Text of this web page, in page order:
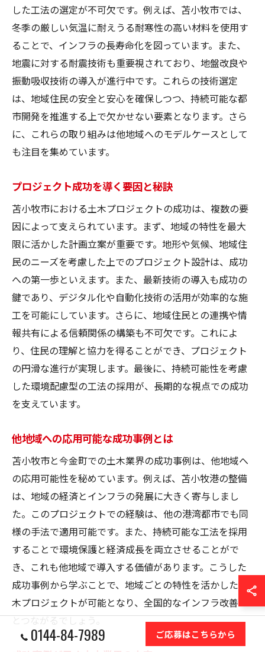
した工法の選定が不可欠です。例えば、苫小牧市では、
冬季の厳しい気温に耐えうる耐寒性の高い材料を使用す
ることで、インフラの長寿命化を図っています。また、
地震に対する耐震技術も重要視されており、地盤改良や
振動吸収技術の導入が進行中です。これらの技術選定
は、地域住民の安全と安心を確保しつつ、持続可能な都
市開発を推進する上で欠かせない要素となります。さら
に、これらの取り組みは他地域へのモデルケースとして
も注目を集めています。
プロジェクト成功を導く要因と秘訣
苫小牧市における土木プロジェクトの成功は、複数の要
因によって支えられています。まず、地域の特性を最大
限に活かした計画立案が重要です。地形や気候、地域住
民のニーズを考慮した上でのプロジェクト設計は、成功
への第一歩といえます。また、最新技術の導入も成功の
鍵であり、デジタル化や自動化技術の活用が効率的な施
工を可能にしています。さらに、地域住民との連携や情
報共有による信頼関係の構築も不可欠です。これによ
り、住民の理解と協力を得ることができ、プロジェクト
の円滑な進行が実現します。最後に、持続可能性を考慮
した環境配慮型の工法の採用が、長期的な視点での成功
を支えています。
他地域への応用可能な成功事例とは
苫小牧市と今金町での土木業界の成功事例は、他地域へ
の応用可能性を秘めています。例えば、苫小牧港の整備
は、地域の経済とインフラの発展に大きく寄与しまし
た。このプロジェクトでの経験は、他の港湾都市でも同
様の手法で適用可能です。また、持続可能な工法を採用
することで環境保護と経済成長を両立させることがで
き、これも他地域で導入する価値があります。こうした
成功事例から学ぶことで、地域ごとの特性を活かした土
木プロジェクトが可能となり、全国的なインフラ改善へ
とつながるでしょう。
0144-84-7989 ご応募はこちらから